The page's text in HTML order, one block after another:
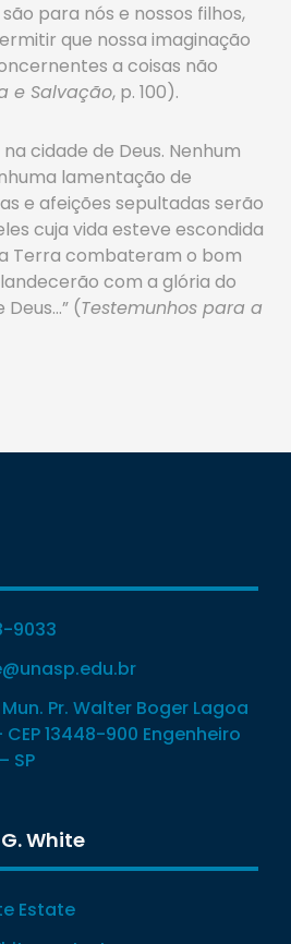
para nós e nossos filhos,
que nossa imaginação
a coisas não
e Salvação, p. 100).
cidade de Deus. Nenhum
lamentação de
e afeições sepultadas serão
cuja vida esteve escondida
Terra combateram o bom
com a glória do
(Testemunhos para a
9033
Pr. Walter Boger Lagoa
13448-900 Engenheiro
SP
White
Estate